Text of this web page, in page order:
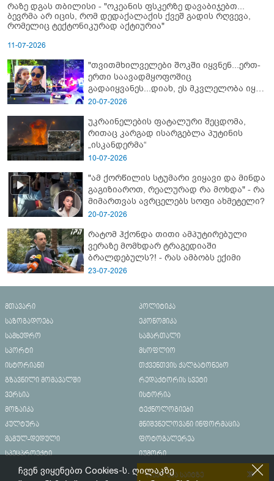
რაზე დგას თბილისი - "ოკეანის ფსკერზე დავაბიჯებთ...
ბევრმა არ იცის, რომ დედაქალაქის ქვეშ გადის რღვევა,
რომელიც ტექტონიკურად აქტიურია"
11-07-2026
"თვითმხილველები შოკში იყვნენ...ერთ-
ერთი საავადმყოფოშიც
გადაიყვანეს...დიახ, ეს მკვლელობა იყო"
- გორში დატრიალებული ტრაგედიის
20-07-2026
უკრაინელების ფატალური შეცდომა,
რითაც კარგად ისარგებლა პუტინის
„ისკანდერმა“
10-07-2026
"ამ ქორწილის სტუმარი ვიყავი და მინდა
გაგიზიაროთ, რეალურად რა მოხდა" - რა
მიმართვას ავრცელებს სოფი ახმეტელი?
20-07-2026
რატომ ჰქონდა თითი ამპუტირებული
ვერაზე მომხდარ ტრაგედიაში
ბრალდებულს?! - რას ამბობს ექიმი
23-07-2026
მთავარი
პოლიტიკა
საზოგადოება
ეკონომიკა
სამხედრო
სამართალი
სპორტი
მსოფლიო
ისტორიანი
თქვენთვის ქალბატონებო
გზავნილი მომავალში
რედაქტორის სვეტი
ვერსია
ისტორია
მოზაიკა
ტექნოლოგიები
კულტურა
მნიშვნელოვანი ინფორმაცია
მამულ-დედული
ფოტოგალერეა
სპეცპროექტი
იუმორი
რეკლამა საიტზე
ჩვენ ვიყენებთ Cookies-ს. ღილაკზე